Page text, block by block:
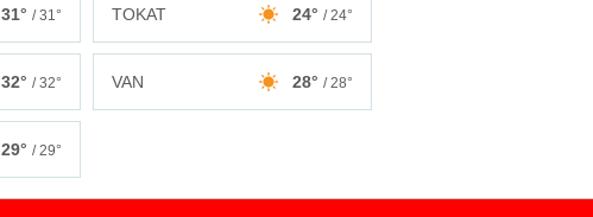
31° / 31° TOKAT 24° / 24°
32° / 32° VAN 28° / 28°
29° / 29°